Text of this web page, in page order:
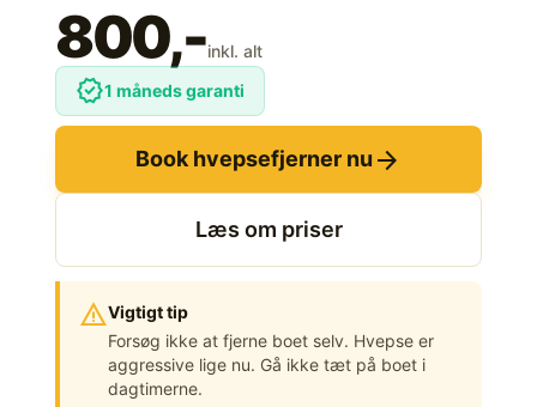
800,-inkl. alt
verified1 måneds garanti
Book hvepsefjerner nu arrow_forward
Læs om priser
warningVigtigt tip
Forsøg ikke at fjerne boet selv. Hvepse er
aggressive lige nu. Gå ikke tæt på boet i
dagtimerne.